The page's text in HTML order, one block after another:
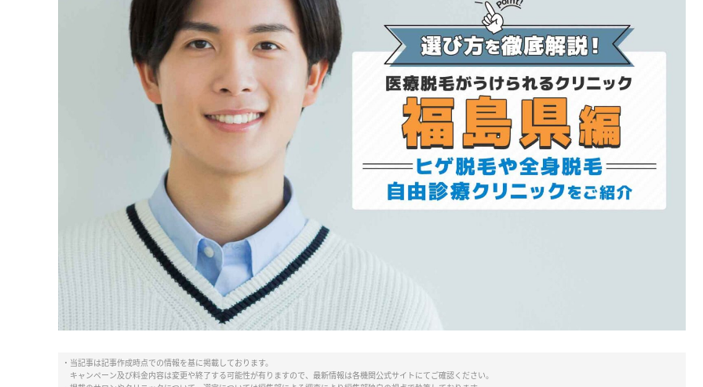
・当記事は記事作成時点での情報を基に掲載しております。
キャンペーン及び料金内容は変更や終了する可能性が有りますので、最新情報は各機関公式サイトにてご確認ください。